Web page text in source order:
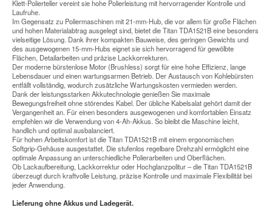
Klett-Polierteller vereint sie hohe Polierleistung mit hervorragender Kontrolle und
Laufruhe.
Im Gegensatz zu Poliermaschinen mit 21-mm-Hub, die vor allem für große Flächen
und hohen Materialabtrag ausgelegt sind, bietet die Titan TDA1521B eine besonders
vielseitige Lösung. Dank ihrer kompakten Bauweise, des geringen Gewichts und
des ausgewogenen 15-mm-Hubs eignet sie sich hervorragend für gewölbte
Flächen, Detailarbeiten und präzise Lackkorrekturen.
Der moderne bürstenlose Motor (Brushless) sorgt für eine hohe Effizienz, lange
Lebensdauer und einen wartungsarmen Betrieb. Der Austausch von Kohlebürsten
entfällt vollständig, wodurch zusätzliche Wartungskosten vermieden werden.
Dank der leistungsstarken Akkutechnologie genießen Sie maximale
Bewegungsfreiheit ohne störendes Kabel. Der übliche Kabelsalat gehört damit der
Vergangenheit an. Für einen besonders ausgewogenen und komfortablen Einsatz
empfehlen wir die Verwendung von 4-Ah-Akkus. So bleibt die Maschine leicht,
handlich und optimal ausbalanciert.
Für hohen Arbeitskomfort ist die Titan TDA1521B mit einem ergonomischen
Softgrip-Gehäuse ausgestattet. Die stufenlos regelbare Drehzahl ermöglicht eine
optimale Anpassung an unterschiedliche Polierarbeiten und Oberflächen.
Ob Lackaufbereitung, Lackkorrektur oder Hochglanzpolitur – die Titan TDA1521B
überzeugt durch kraftvolle Leistung, präzise Kontrolle und maximale Flexibilität bei
jeder Anwendung.
Lieferung ohne Akkus und Ladegerät.